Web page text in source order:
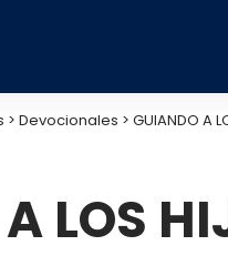
> Devocionales > GUIANDO A
LOS